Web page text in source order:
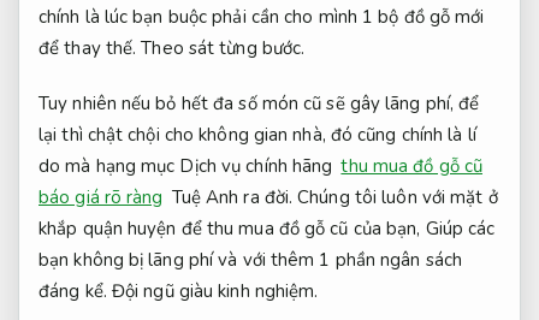
chính là lúc bạn buộc phải cần cho mình 1 bộ đồ gỗ mới
để thay thế.Theo sát từng bước.
Tuy nhiên nếu bỏ hết đa số món cũ sẽ gây lãng phí, để
lại thì chật chội cho không gian nhà, đó cũng chính là lí
do mà hạng mục Dịch vụ chính hãng thu mua đồ gỗ cũ
báo giá rõ ràng Tuệ Anh ra đời. Chúng tôi luôn với mặt ở
khắp quận huyện để thu mua đồ gỗ cũ của bạn, Giúp các
bạn không bị lãng phí và với thêm 1 phần ngân sách
đáng kể. Đội ngũ giàu kinh nghiệm.